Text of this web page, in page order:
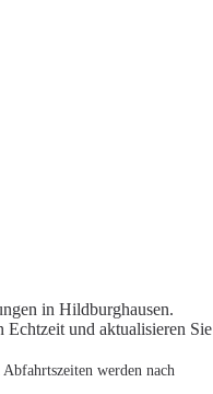
in Hildburghausen.
Echtzeit und aktualisieren Sie
werden nach